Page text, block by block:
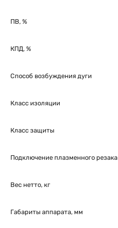
ПВ, %
КПД, %
Способ возбуждения дуги
Класс изоляции
Класс защиты
Подключение плазменного резака
Вес нетто, кг
Габариты аппарата, мм